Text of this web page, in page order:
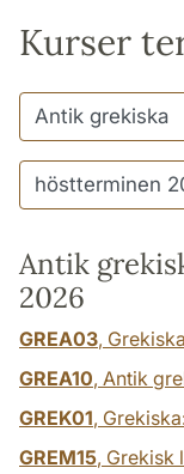
Kurser
Antik
2026
GREA03,
GREA10, Antik
GREK01,
GREM15, Grekisk